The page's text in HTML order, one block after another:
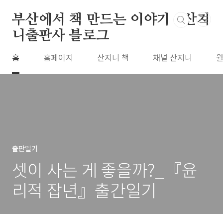
부산에서 책 만드는 이야기 : 산지
니출판사 블로그
홈 홈페이지 산지니 책 채널 산지니
출판일기
셋이 사는 게 좋을까?_『윤
리적 잡년』출간일기